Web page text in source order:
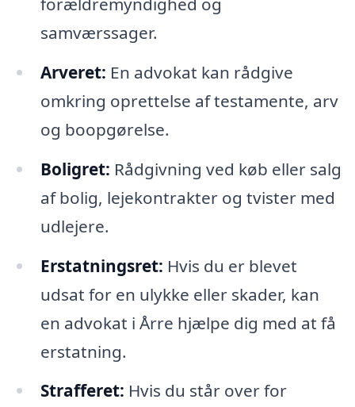
samværssager.
Arveret: En advokat kan rådgive
omkring oprettelse af testamente, arv
og boopgørelse.
Boligret: Rådgivning ved køb eller salg
af bolig, lejekontrakter og tvister med
udlejere.
Erstatningsret: Hvis du er blevet
udsat for en ulykke eller skader, kan
en advokat i Årre hjælpe dig med at få
erstatning.
Strafferet: Hvis du står over for